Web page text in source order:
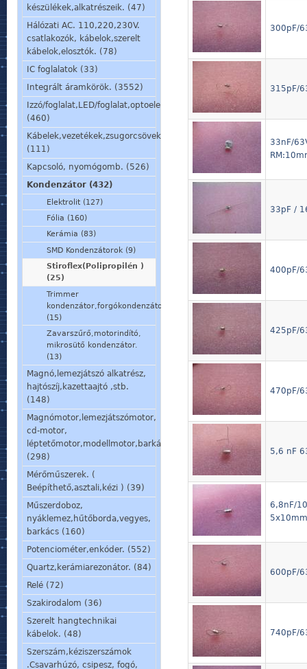
készülékek,alkatrészeik. (47)
Hálózati AC. 110,220,230V.
csatlakozók, kábelok,szerelt
kábelok,elosztók. (78)
IC foglalatok (33)
Integrált áramkörök. (3552)
Izzó/foglalat,LED/foglalat,optoelem,kijelző,jelzőlámpa.
(460)
Kábelek,vezetékek,zsugorcsövek,szigetelőcsövek.
(111)
Kapcsoló, nyomógomb. (526)
Kondenzátor (432)
Elektrolit (127)
Fólia (160)
Kerámia (83)
SMD Kondenzátorok (9)
Stiroflex(Polipropilén )
(25)
Trimmer
kondenzátor,forgókondenzátor
(15)
Zavarszűrő,motorindító,
mikrosütő kondenzátor.
(13)
Magnó,lemezjátszó alkatrész,
hajtószíj,kazettaajtó ,stb.
(148)
Magnómotor,lemezjátszómotor,
cd-motor,
léptetőmotor,modellmotor,barkácsmotor.
(298)
Mérőműszerek. (
Beépíthető,asztali,kézi ) (39)
Műszerdoboz,
nyáklemez,hűtőborda,vegyes,
barkács (160)
Potenciométer,enkóder. (552)
Quartz,kerámiarezonátor. (84)
Relé (72)
Szakirodalom (36)
Szerelt hangtechnikai
kábelok. (48)
Szerszám,kéziszerszámok
.Csavarhúzó, csipesz, fogó,
300pF/
315pF/
33nF/
33pF /
400pF/
425pF/
470pF/
5,6 nF
6,8nF/
5x10mm
600pF/
740pF/